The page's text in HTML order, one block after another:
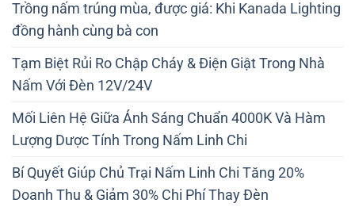
Trồng nấm trúng mùa, được giá: Khi Kanada Lighting
đồng hành cùng bà con
Tạm Biệt Rủi Ro Chập Cháy & Điện Giật Trong Nhà
Nấm Với Đèn 12V/24V
Mối Liên Hệ Giữa Ánh Sáng Chuẩn 4000K Và Hàm
Lượng Dược Tính Trong Nấm Linh Chi
Bí Quyết Giúp Chủ Trại Nấm Linh Chi Tăng 20%
Doanh Thu & Giảm 30% Chi Phí Thay Đèn